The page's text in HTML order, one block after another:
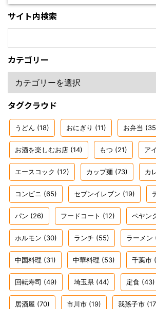
サイト内検索
カテゴリー
タグクラウド
うどん (18) おにぎり (11) お弁当
お酒を楽しむお店 (14) もつ (21) ア
エースコック (12) カップ麺 (73) カ
コンビニ (65) セブンイレブン (19)
パン (26) フードコート (12) ペヤン
ホルモン (30) ランチ (55) ラーメン
中国料理 (31) 中華料理 (53) 千葉市
回転寿司 (49) 埼玉県 (44) 定食 (43)
居酒屋 (70) 市川市 (19) 我孫子市